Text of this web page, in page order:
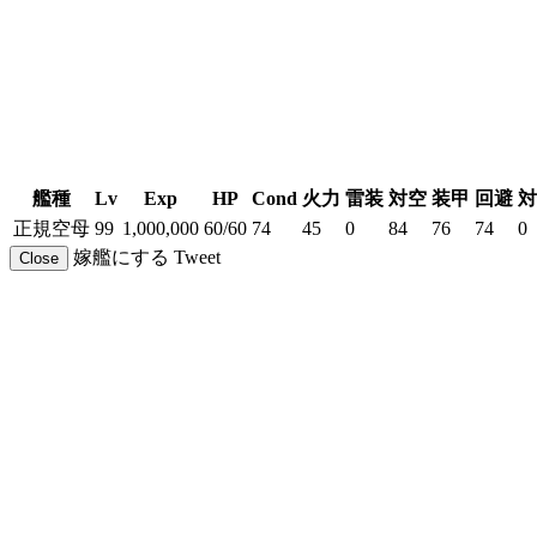
艦種 Lv Exp HP Cond 火力 雷装 対空 装甲 回避
正規空母 99 1,000,000 60/60 74 45 0 84 76 74 0
Close 嫁艦にする Tweet